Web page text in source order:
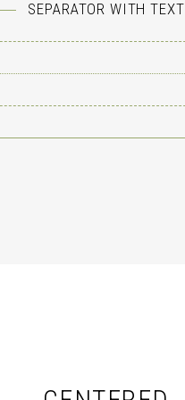
SEPARATOR WITH TEXT